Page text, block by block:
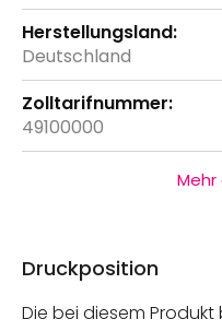
Deutschland
49100000
Druckposition
Die bei diesem